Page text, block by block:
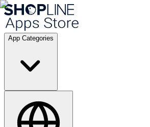
App Categories